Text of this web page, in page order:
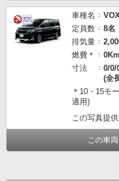
車種名
定員数
8名
排気量
燃費＊
寸法
0/0/
(全
＊10・15モ
適用)
この写真提
この車